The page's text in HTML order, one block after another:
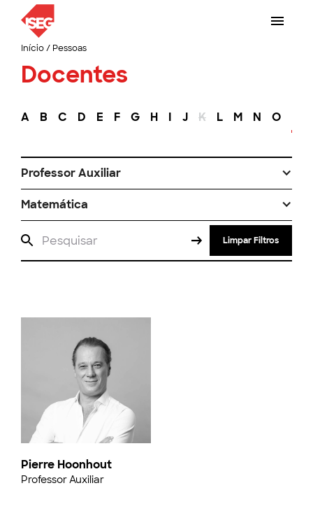
Início/ Pessoas
Docentes
A B C D E F G H I J K L M N O
Professor Auxiliar
Matemática
Limpar Filtros
Pierre Hoonhout
Professor Auxiliar